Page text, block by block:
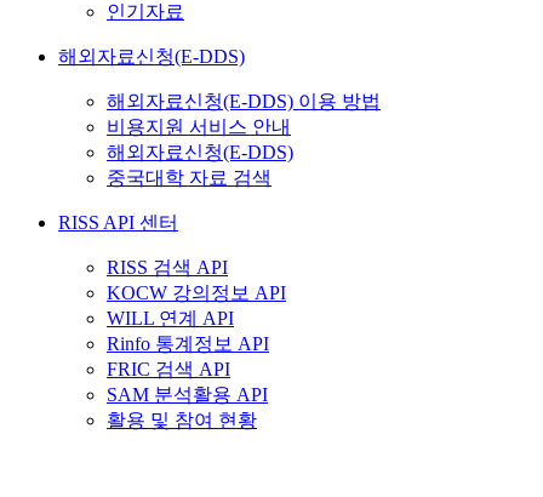
인기자료
해외자료신청(E-DDS)
해외자료신청(E-DDS) 이용 방법
비용지원 서비스 안내
해외자료신청(E-DDS)
중국대학 자료 검색
RISS API 센터
RISS 검색 API
KOCW 강의정보 API
WILL 연계 API
Rinfo 통계정보 API
FRIC 검색 API
SAM 분석활용 API
활용 및 참여 현황